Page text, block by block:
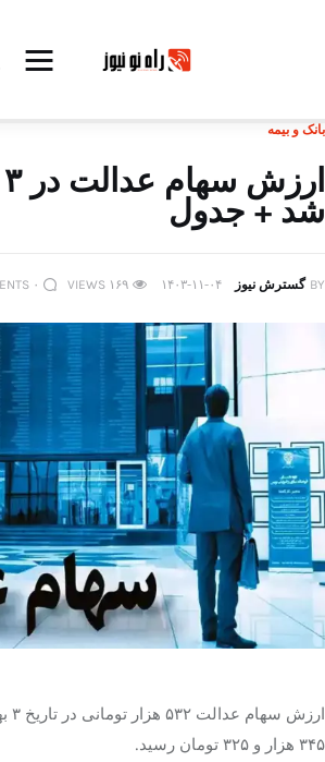
درباره راه‌ نو نیوز
حفظ حریم شخصی
قوانین بازنشر
تبلیغات راه نو نیوز
آوین دیلی
تک کده
پایگاه خبری آبان
خرید موتور ایمپلنت
بانک و بیمه
شد + جدول
BY گسترش نیوز ۱۴۰۳-۱۱-۰۴ ۱۶۹ VIEWS ۰
۳۴۵ هزار و ۳۲۵ تومان رسید.